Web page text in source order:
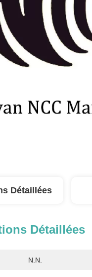
Détaillées
Détaillées
N.N.